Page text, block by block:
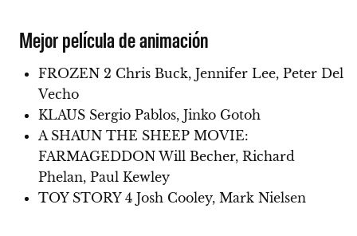
Mejor película de animación
FROZEN 2 Chris Buck, Jennifer Lee, Peter Del
Vecho
KLAUS Sergio Pablos, Jinko Gotoh
A SHAUN THE SHEEP MOVIE:
FARMAGEDDON Will Becher, Richard
Phelan, Paul Kewley
TOY STORY 4 Josh Cooley, Mark Nielsen